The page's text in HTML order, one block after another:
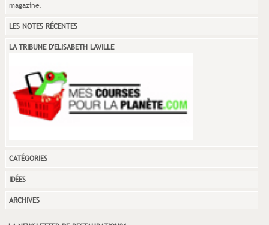
magazine.
LES NOTES RÉCENTES
LA TRIBUNE D'ELISABETH LAVILLE
CATÉGORIES
IDÉES
ARCHIVES